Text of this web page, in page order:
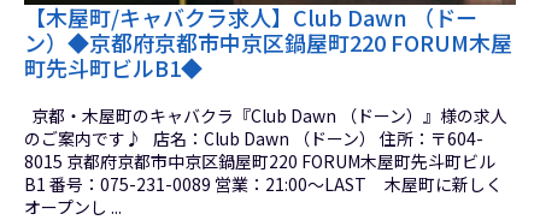
【木屋町/キャバクラ求人】Club Dawn （ドー
ン）◆京都府京都市中京区鍋屋町220 FORUM木屋
町先斗町ビルB1◆
京都・木屋町のキャバクラ『Club Dawn （ドーン）』様の求人
のご案内です♪ 店名：Club Dawn （ドーン） 住所：〒604-
8015 京都府京都市中京区鍋屋町220 FORUM木屋町先斗町ビル
B1 番号：075-231-0089 営業：21:00～LAST 木屋町に新しく
オープンし ...